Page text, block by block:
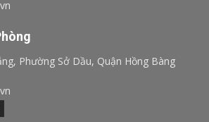
Phường Sở Dầu, Quận Hồng Bàng